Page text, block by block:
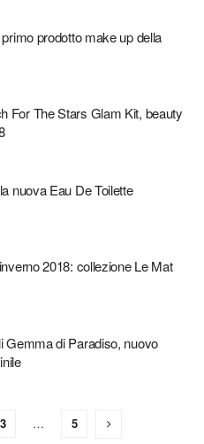
prodotto make up della
For The Stars Glam Kit, beauty
nuova Eau De Toilette
2018: collezione Le Mat
Gemma di Paradiso, nuovo
3 … 5